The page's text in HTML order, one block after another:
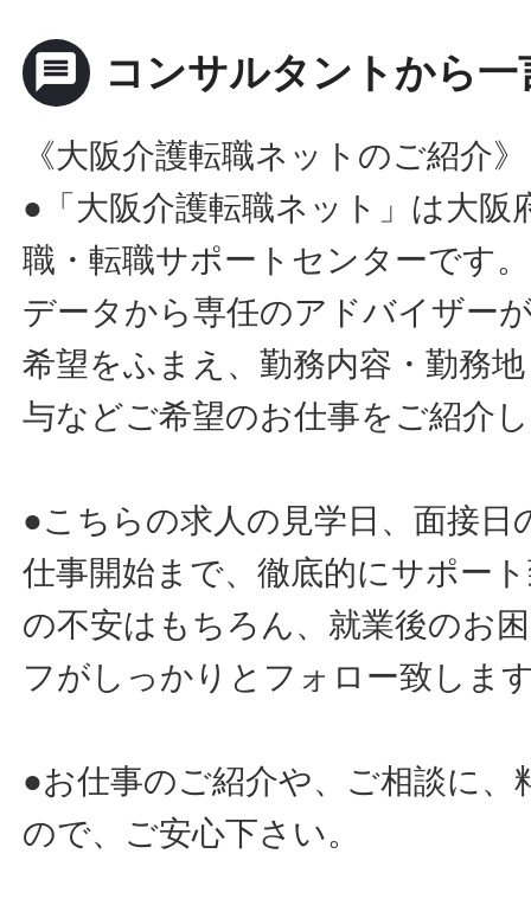
message コンサルタントから一
《大阪介護転職ネットのご紹介》
●「大阪介護転職ネット」は大阪
職・転職サポートセンターです
データから専任のアドバイザー
希望をふまえ、勤務内容・勤務
与などご希望のお仕事をご紹介
●こちらの求人の見学日、面接日
仕事開始まで、徹底的にサポー
の不安はもちろん、就業後のお
フがしっかりとフォロー致しま
●お仕事のご紹介や、ご相談に
ので、ご安心下さい。